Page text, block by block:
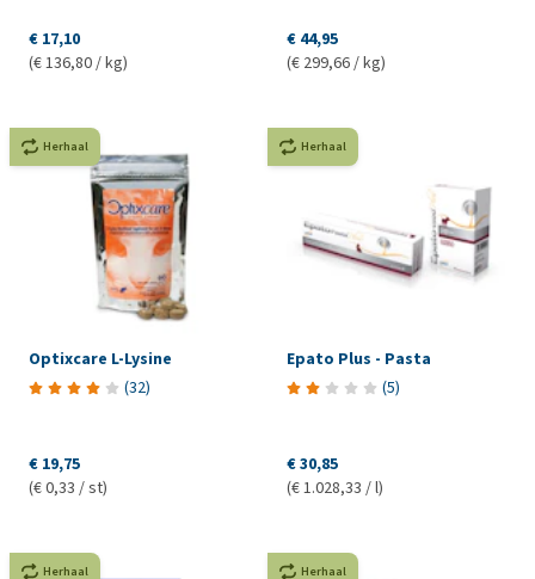
€ 17,10
(€ 136,80 / kg)
€ 44,95
(€ 299,66 / kg)
Herhaal
Optixcare L-Lysine
(32)
€ 19,75
(€ 0,33 / st)
Herhaal
Epato Plus - Pasta
(5)
€ 30,85
(€ 1.028,33 / l)
Herhaal Herhaal